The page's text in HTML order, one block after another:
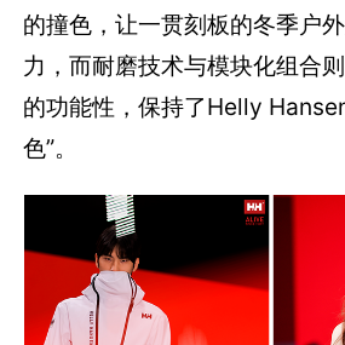
的撞色，让一贯刻板的冬季户
力，而耐磨技术与模块化组合
的功能性，保持了Helly
色”。